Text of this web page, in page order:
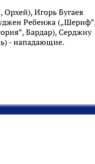
Игорь Бугаев
Ребенжа
Бардар), Серджиу
- нападающие.